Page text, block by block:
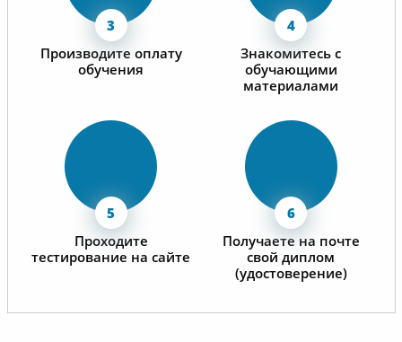
Производите оплату
обучения
Знакомитесь с
обучающими
материалами
Проходите
тестирование на сайте
Получаете на почте
свой диплом
(удостоверение)